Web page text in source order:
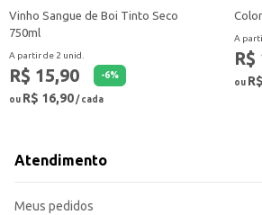
Vinho Sangue de Boi Tinto Seco
750ml
A partir de 2 unid.
R$ 15,90 -6%
ou R$ 16,90/ cada
A
R$
ou
Atendimento
Meus pedidos